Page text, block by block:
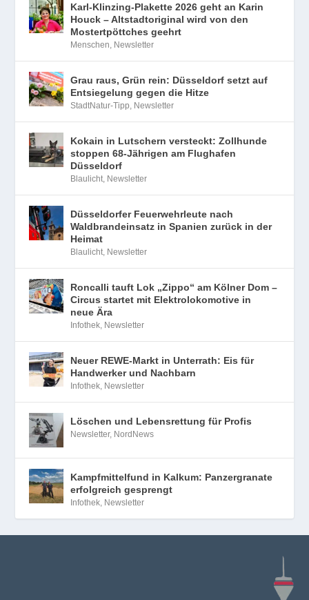
Karl-Klinzing-Plakette 2026 geht an Karin
Houck – Altstadtoriginal wird von den
Mostertpöttches geehrt
Menschen Newsletter
Grau raus, Grün rein: Düsseldorf setzt auf
Entsiegelung gegen die Hitze
StadtNatur-Tipp Newsletter
Kokain in Lutschern versteckt: Zollhunde
stoppen 68-Jährigen am Flughafen
Düsseldorf
Blaulicht Newsletter
Düsseldorfer Feuerwehrleute nach
Waldbrandeinsatz in Spanien zurück in der
Heimat
Blaulicht Newsletter
Roncalli tauft Lok „Zippo“ am Kölner Dom –
Circus startet mit Elektrolokomotive in
neue Ära
Infothek Newsletter
Neuer REWE-Markt in Unterrath: Eis für
Handwerker und Nachbarn
Infothek Newsletter
Löschen und Lebensrettung für Profis
Newsletter, NordNews
Kampfmittelfund in Kalkum: Panzergranate
erfolgreich gesprengt
Infothek Newsletter